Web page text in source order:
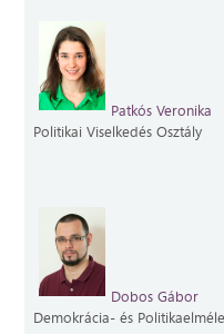
Patkós Veronika
Politikai Viselkedés Osztály
Dobos Gábor
Demokrácia- és